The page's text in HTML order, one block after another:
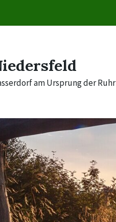
am Ursprung der Ruhr